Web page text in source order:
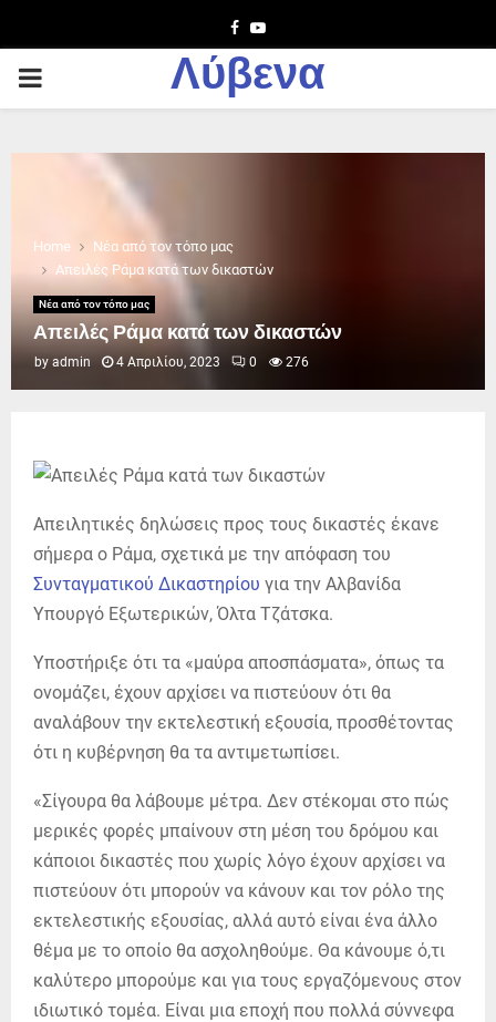
Facebook
Youtube
PRIMARY
Λύβενα
Home
Νέα από τον τόπο μας
Απειλές Ράμα κατά των δικαστών
Νέα από τον τόπο μας
Απειλές Ράμα κατά των δικαστών
by admin 4 Απριλίου, 2023 0 276
Απειλητικές δηλώσεις προς τους δικαστές έκανε
σήμερα ο Ράμα, σχετικά με την απόφαση του
Συνταγματικού Δικαστηρίου για την Αλβανίδα
Υπουργό Εξωτερικών, Όλτα Τζάτσκα.
Υποστήριξε ότι τα «μαύρα αποσπάσματα», όπως τα
ονομάζει, έχουν αρχίσει να πιστεύουν ότι θα
αναλάβουν την εκτελεστική εξουσία, προσθέτοντας
ότι η κυβέρνηση θα τα αντιμετωπίσει.
«Σίγουρα θα λάβουμε μέτρα. Δεν στέκομαι στο πώς
μερικές φορές μπαίνουν στη μέση του δρόμου και
κάποιοι δικαστές που χωρίς λόγο έχουν αρχίσει να
πιστεύουν ότι μπορούν να κάνουν και τον ρόλο της
εκτελεστικής εξουσίας, αλλά αυτό είναι ένα άλλο
θέμα με το οποίο θα ασχοληθούμε. Θα κάνουμε ό,τι
καλύτερο μπορούμε και για τους εργαζόμενους στον
ιδιωτικό τομέα. Είναι μια εποχή που πολλά σύννεφα